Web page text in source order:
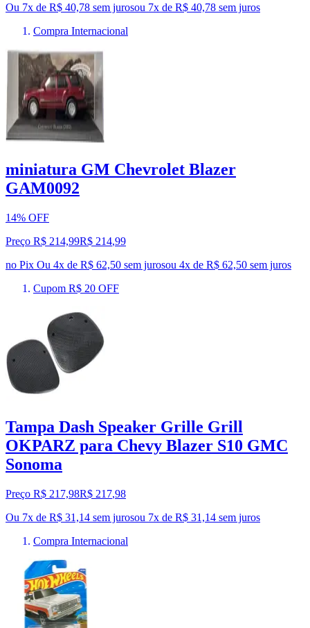
Ou 7x de R$ 40,78 sem jurosou 7x de R$ 40,78 sem juros
Compra Internacional
miniatura GM Chevrolet Blazer
GAM0092
14% OFF
Preço R$ 214,99R$ 214,99
no Pix Ou 4x de R$ 62,50 sem jurosou 4x de R$ 62,50 sem juros
Cupom R$ 20 OFF
Tampa Dash Speaker Grille Grill
OKPARZ para Chevy Blazer S10 GMC
Sonoma
Preço R$ 217,98R$ 217,98
Ou 7x de R$ 31,14 sem jurosou 7x de R$ 31,14 sem juros
Compra Internacional